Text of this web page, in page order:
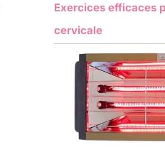
Exercices efficaces
cervicale